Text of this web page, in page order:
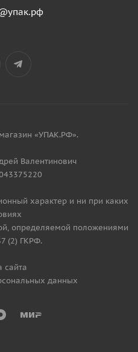
«УПАК.РФ».
Валентинович
характер и ни при каких
определяемой положениями
(2) ГКРФ.
сайта
данных